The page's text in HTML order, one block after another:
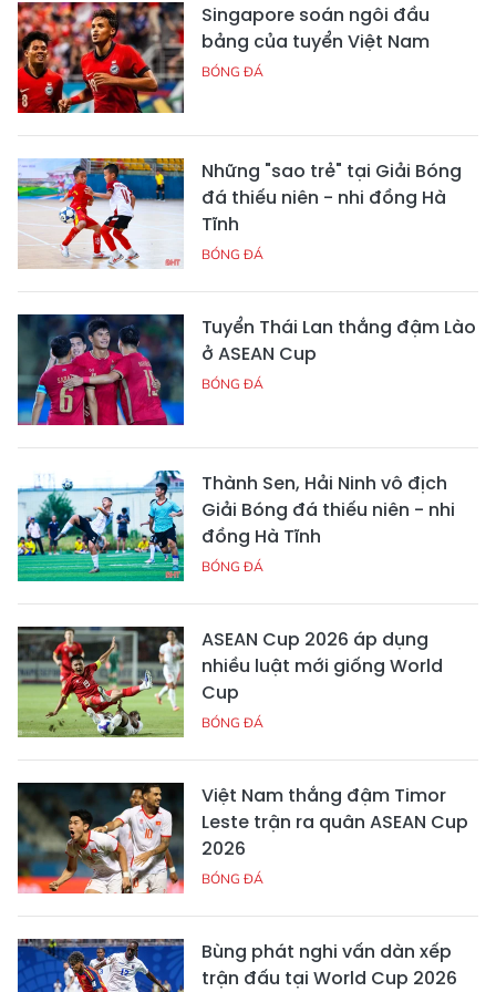
Singapore soán ngôi đầu
bảng của tuyển Việt Nam
BÓNG ĐÁ
Những "sao trẻ" tại Giải Bóng
đá thiếu niên - nhi đồng Hà
Tĩnh
BÓNG ĐÁ
Tuyển Thái Lan thắng đậm Lào
ở ASEAN Cup
BÓNG ĐÁ
Thành Sen, Hải Ninh vô địch
Giải Bóng đá thiếu niên - nhi
đồng Hà Tĩnh
BÓNG ĐÁ
ASEAN Cup 2026 áp dụng
nhiều luật mới giống World
Cup
BÓNG ĐÁ
Việt Nam thắng đậm Timor
Leste trận ra quân ASEAN Cup
2026
BÓNG ĐÁ
Bùng phát nghi vấn dàn xếp
trận đấu tại World Cup 2026